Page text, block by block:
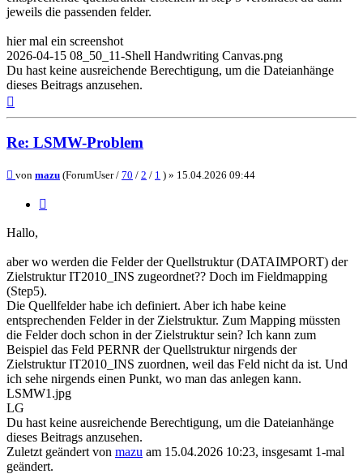
jeweils die passenden felder.
hier mal ein screenshot
2026-04-15 08_50_11-Shell Handwriting Canvas.png
Du hast keine ausreichende Berechtigung, um die Dateianhänge
dieses Beitrags anzusehen.
Re: LSMW-Problem
Beitrag
von mazu (ForumUser / 70 / 2 / 1 ) » 15.04.2026 09:44
Hallo,
aber wo werden die Felder der Quellstruktur (DATAIMPORT) der
Zielstruktur IT2010_INS zugeordnet?? Doch im Fieldmapping
(Step5).
Die Quellfelder habe ich definiert. Aber ich habe keine
entsprechenden Felder in der Zielstruktur. Zum Mapping müssten
die Felder doch schon in der Zielstruktur sein? Ich kann zum
Beispiel das Feld PERNR der Quellstruktur nirgends der
Zielstruktur IT2010_INS zuordnen, weil das Feld nicht da ist. Und
ich sehe nirgends einen Punkt, wo man das anlegen kann.
LSMW1.jpg
LG
Du hast keine ausreichende Berechtigung, um die Dateianhänge
dieses Beitrags anzusehen.
Zuletzt geändert von mazu am 15.04.2026 10:23, insgesamt 1-mal
geändert.